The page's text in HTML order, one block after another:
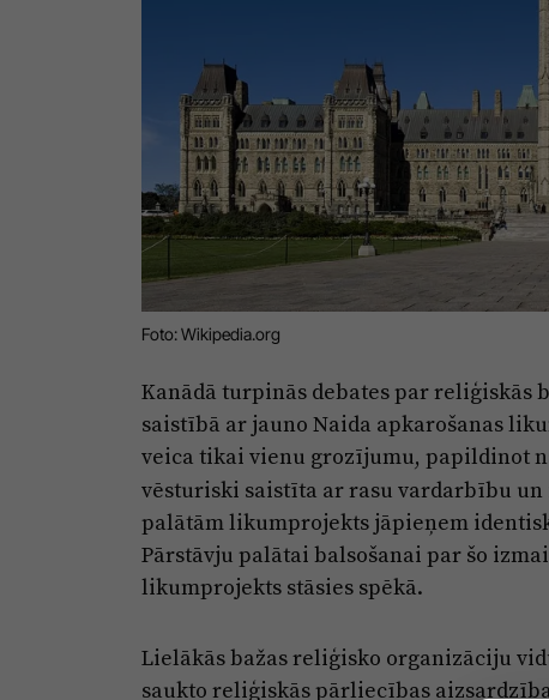
Foto: Wikipedia.org
Kanādā turpinās debates par
saistībā ar jauno Naida apkarošanas
veica tikai vienu grozījumu, papildinot
vēsturiski saistīta ar rasu vardarbību un
palātām likumprojekts jāpieņem
Pārstāvju palātai balsošanai par šo
likumprojekts stāsies spēkā.
Lielākās bažas reliģisko organizāciju
saukto reliģiskās pārliecības